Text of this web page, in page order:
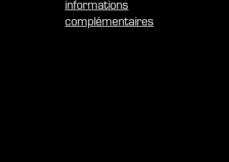
informations
complémentaires